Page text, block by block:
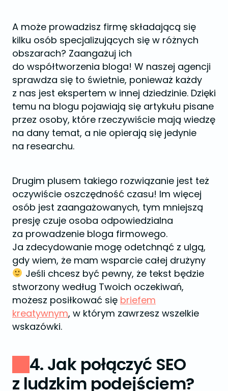
A może prowadzisz firmę składającą się
kilku osób specjalizujących się w różnych
obszarach? Zaangażuj ich
do współtworzenia bloga! W naszej agencji
sprawdza się to świetnie, ponieważ każdy
z nas jest ekspertem w innej dziedzinie. Dzięki
temu na blogu pojawiają się artykułu pisane
przez osoby, które rzeczywiście mają wiedzę
na dany temat, a nie opierają się jedynie
na researchu.
Drugim plusem takiego rozwiązanie jest też
oczywiście oszczędność czasu! Im więcej
osób jest zaangażowanych, tym mniejszą
presję czuje osoba odpowiedzialna
za prowadzenie bloga firmowego.
Ja zdecydowanie mogę odetchnąć z ulgą,
gdy wiem, że mam wsparcie całej drużyny
Jeśli chcesz być pewny, że tekst będzie
stworzony według Twoich oczekiwań,
możesz posiłkować się briefem
kreatywnym, w którym zawrzesz wszelkie
wskazówki.
4. Jak połączyć SEO
z ludzkim podejściem?